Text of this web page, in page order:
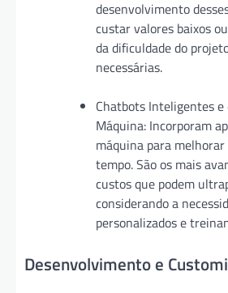
desenvolvimento
custar valores baixos
da dificuldade do
necessárias.
Chatbots Inteligentes e
Máquina: Incorporam
máquina para
tempo. São os mais
custos que podem
considerando a
personalizados e
Desenvolvimento e